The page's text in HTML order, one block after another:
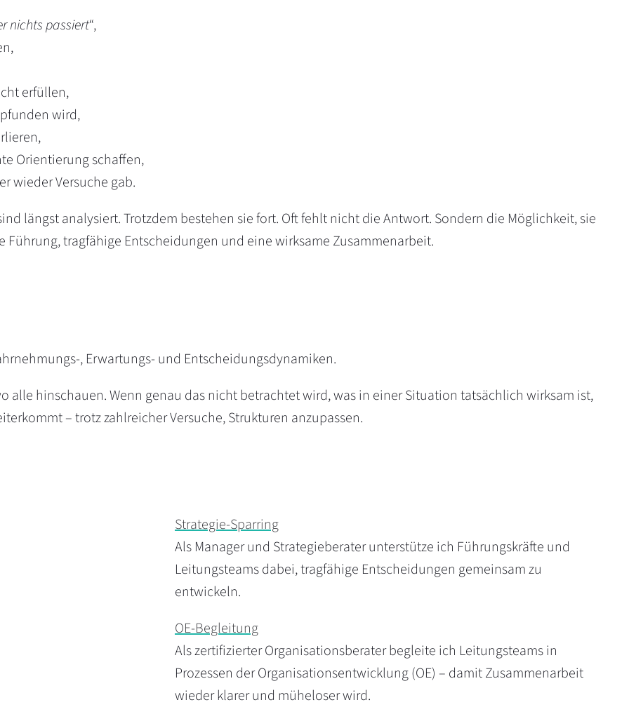
nichts passiert“,
erfüllen,
wird,
Orientierung schaffen,
wieder Versuche gab.
längst analysiert. Trotzdem bestehen sie fort. Oft fehlt nicht die Antwort. Sondern die Möglichkeit, sie
Führung, tragfähige Entscheidungen und eine wirksame Zusammenarbeit.
, Erwartungs- und Entscheidungsdynamiken.
alle hinschauen. Wenn genau das nicht betrachtet wird, was in einer Situation tatsächlich wirksam ist,
– trotz zahlreicher Versuche, Strukturen anzupassen.
Strategie-Sparring
Als Manager und Strategieberater unterstütze ich Führungskräfte und
Leitungsteams dabei, tragfähige Entscheidungen gemeinsam zu
entwickeln.
OE-Begleitung
Als zertifizierter Organisationsberater begleite ich Leitungsteams in
Prozessen der Organisationsentwicklung (OE) – damit Zusammenarbeit
wieder klarer und müheloser wird.